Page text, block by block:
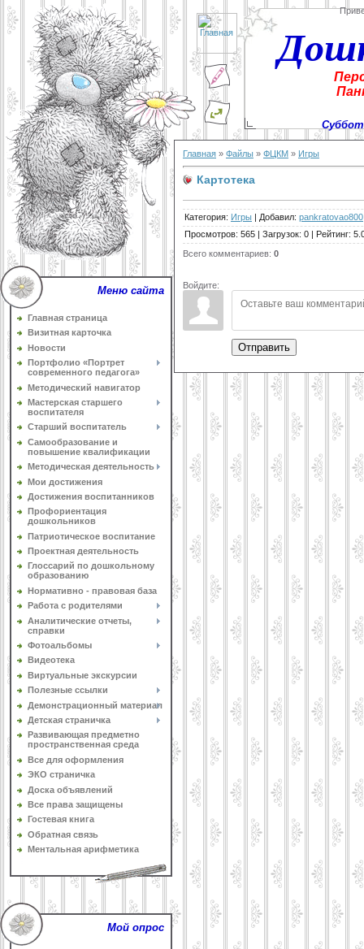
Меню сайта
Главная страница
Визитная карточка
Новости
Портфолио «Портрет
современного педагога»
Методический навигатор
Мастерская старшего
воспитателя
Старший воспитатель
Самообразование и
повышение квалификации
Методическая деятельность
Мои достижения
Достижения воспитанников
Профориентация
дошкольников
Патриотическое воспитание
Проектная деятельность
Глоссарий по дошкольному
образованию
Нормативно - правовая база
Работа с родителями
Аналитические отчеты,
справки
Фотоальбомы
Видеотека
Виртуальные экскурсии
Полезные ссылки
Демонстрационный материал
Детская страничка
Развивающая предметно
пространственная среда
Все для оформления
ЭКО страничка
Доска объявлений
Все права защищены
Гостевая книга
Обратная связь
Ментальная арифметика
Мой опрос
Главная » Файлы » ФЦКМ » Игры
Картотека
Категория: Игры | Добавил: pankratovao800
Просмотров: 565 | Загрузок: 0 | Рейтинг:
Всего комментариев: 0
Войдите:
Отправить